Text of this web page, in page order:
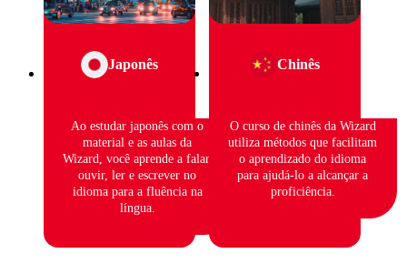
Japonês
Ao estudar japonês com o
material e as aulas da
Wizard, você aprende a falar,
ouvir, ler e escrever no
idioma para a fluência na
língua.
Chinês
O curso de chinês da Wizard
utiliza métodos que facilitam
o aprendizado do idioma
para ajudá-lo a alcançar a
proficiência.